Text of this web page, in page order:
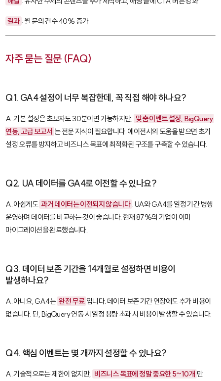
결과 : 월 문의 건수 40% 증가
자주 묻는 질문 (FAQ)
Q1. GA4 설정이 너무 복잡한데, 꼭 직접 해야 하나요?
A. 기본 설정은 초보자도 30분이면 가능하지만, 맞춤 이벤트 설정, BigQuery
연동, 고급 보고서 는 전문 지식이 필요합니다. 에이전시의 도움을 받으면 초기
설정 오류를 방지하고 비즈니스 목표에 최적화된 구조를 구축할 수 있습니다.
Q2. UA 데이터를 GA4로 이전할 수 있나요?
A. 아쉽게도 과거 데이터는 이전되지 않습니다 . UA와 GA4를 일정 기간 병행
운영하며 데이터를 비교하는 것이 좋습니다. 현재 87%의 기업이 이미
마이그레이션을 완료했습니다.
Q3. 데이터 보존 기간을 14개월로 설정하면 비용이
발생하나요?
A. 아니요, GA4는 완전 무료 입니다. 데이터 보존 기간 연장에도 추가 비용이
없습니다. 단, BigQuery 연동 시 일정 용량 초과 시 비용이 발생할 수 있습니다.
Q4. 핵심 이벤트는 몇 개까지 설정할 수 있나요?
A. 기술적으로는 제한이 없지만, 비즈니스 목표에 정말 중요한 5~10개 만